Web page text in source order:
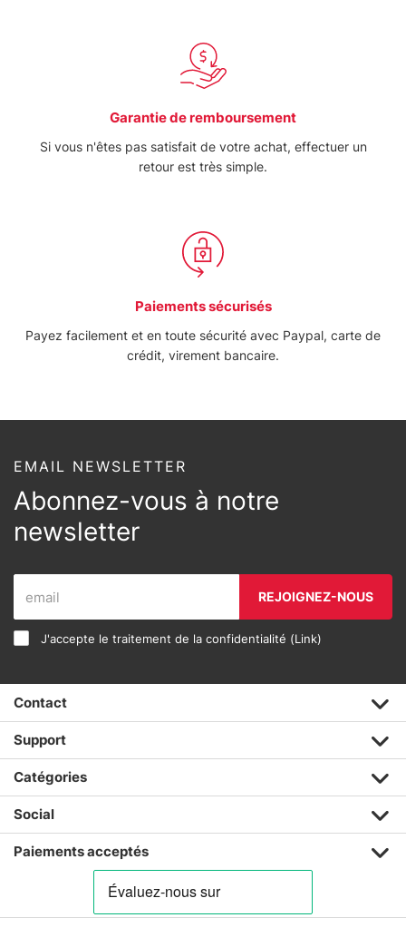
Garantie de remboursement
Si vous n'êtes pas satisfait de votre achat, effectuer un
retour est très simple.
Paiements sécurisés
Payez facilement et en toute sécurité avec Paypal, carte de
crédit, virement bancaire.
EMAIL NEWSLETTER
Abonnez-vous à notre
newsletter
REJOIGNEZ-NOUS
J'accepte le traitement de la confidentialité (Link)
Contact
Support
Catégories
Social
Paiements acceptés